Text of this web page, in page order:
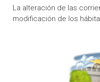
La alteración de las
modificación de los